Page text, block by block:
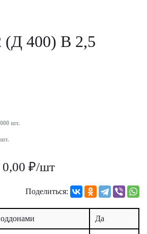
400) В 2,5
шт.
0,00 ₽/шт
Поделиться:
Да